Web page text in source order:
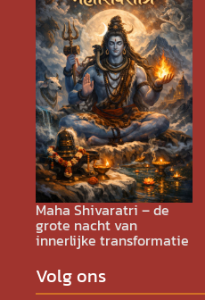
Maha Shivaratri – de
grote nacht van
innerlijke transformatie
Volg ons